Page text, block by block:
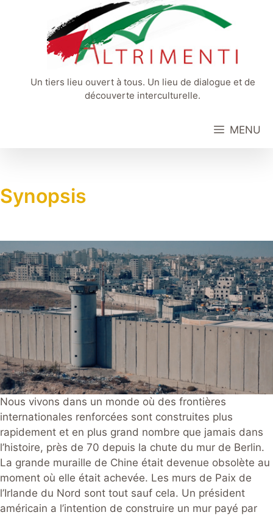
Un tiers lieu ouvert à tous. Un lieu de dialogue et de
découverte interculturelle.
MENU
Synopsis
Nous vivons dans un monde où des frontières
internationales renforcées sont construites plus
rapidement et en plus grand nombre que jamais dans
l’histoire, près de 70 depuis la chute du mur de Berlin.
La grande muraille de Chine était devenue obsolète au
moment où elle était achevée. Les murs de Paix de
l’Irlande du Nord sont tout sauf cela. Un président
américain a l’intention de construire un mur payé par